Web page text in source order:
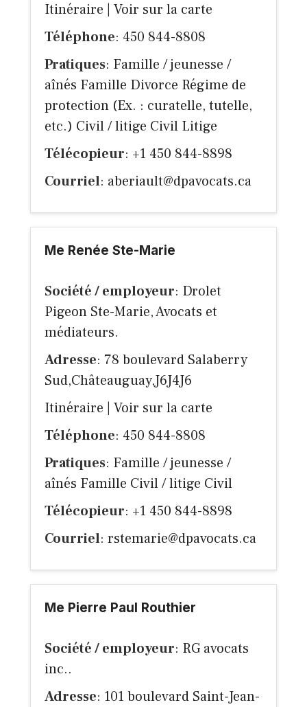
Itinéraire
Voir sur la carte
Téléphone: 450 844-8808
Pratiques: Famille / jeunesse /
aînés Famille Divorce Régime de
protection (Ex. : curatelle, tutelle,
etc.) Civil / litige Civil Litige
Télécopieur: +1 450 844-8898
Courriel: aberiault@dpavocats.ca
Me Renée Ste-Marie
Société / employeur: Drolet
Pigeon Ste-Marie, Avocats et
médiateurs.
Adresse: 78 boulevard Salaberry
Sud,Châteauguay,J6J4J6
Itinéraire
Voir sur la carte
Téléphone: 450 844-8808
Pratiques: Famille / jeunesse /
aînés Famille Civil / litige Civil
Télécopieur: +1 450 844-8898
Courriel: rstemarie@dpavocats.ca
Me Pierre Paul Routhier
Société / employeur: RG avocats
inc..
Adresse: 101 boulevard Saint-Jean-